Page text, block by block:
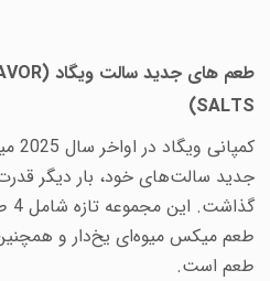
طعم های جدید سالت ویگاد (
SALTS
)
جدید سالت‌های خود، بار دیگر
طعم است.